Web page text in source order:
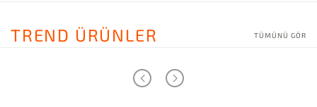
TREND ÜRÜNLER TÜMÜNÜ GÖR